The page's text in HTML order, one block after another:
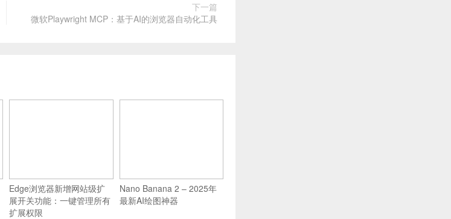
下一篇
微软Playwright MCP：基于AI的浏览器自动化工具
Edge浏览器新增网站级扩
展开关功能：一键管理所有
扩展权限
Nano Banana 2 – 2025年
最新AI绘图神器